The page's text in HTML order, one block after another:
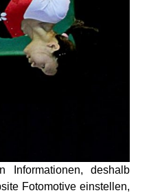
Informationen, deshalb
Fotomotive einstellen,